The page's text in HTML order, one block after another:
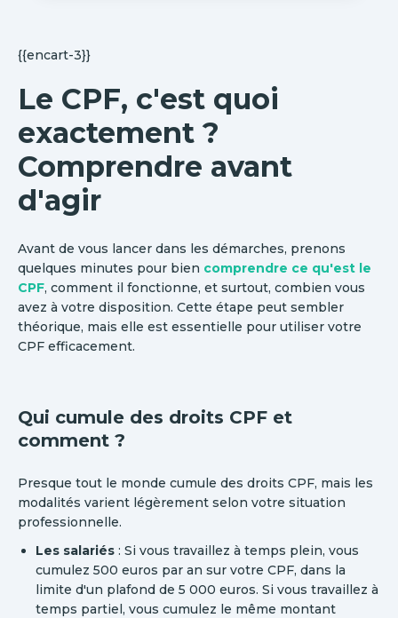
{{encart-3}}
Le CPF, c'est quoi
exactement ?
Comprendre avant
d'agir
Avant de vous lancer dans les démarches, prenons
quelques minutes pour bien comprendre ce qu'est le
CPF, comment il fonctionne, et surtout, combien vous
avez à votre disposition. Cette étape peut sembler
théorique, mais elle est essentielle pour utiliser votre
CPF efficacement.
Qui cumule des droits CPF et
comment ?
Presque tout le monde cumule des droits CPF, mais les
modalités varient légèrement selon votre situation
professionnelle.
Les salariés : Si vous travaillez à temps plein, vous
cumulez 500 euros par an sur votre CPF, dans la
limite d'un plafond de 5 000 euros. Si vous travaillez à
temps partiel, vous cumulez le même montant